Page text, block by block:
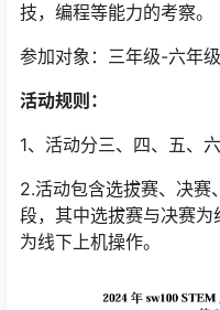
技，编程等能力的考察。
参加对象：三年级-六年
活动规则：
1、活动分三、四、五、
2.活动包含选拔赛、决赛
段，其中选拔赛与决赛
为线下上机操作。